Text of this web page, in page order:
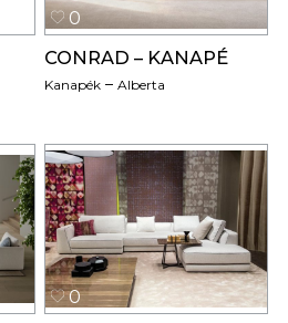
0
CONRAD – KANAPÉ
Kanapék Alberta
0